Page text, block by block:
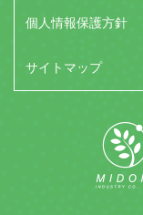
個人情報保護方針
サイトマップ